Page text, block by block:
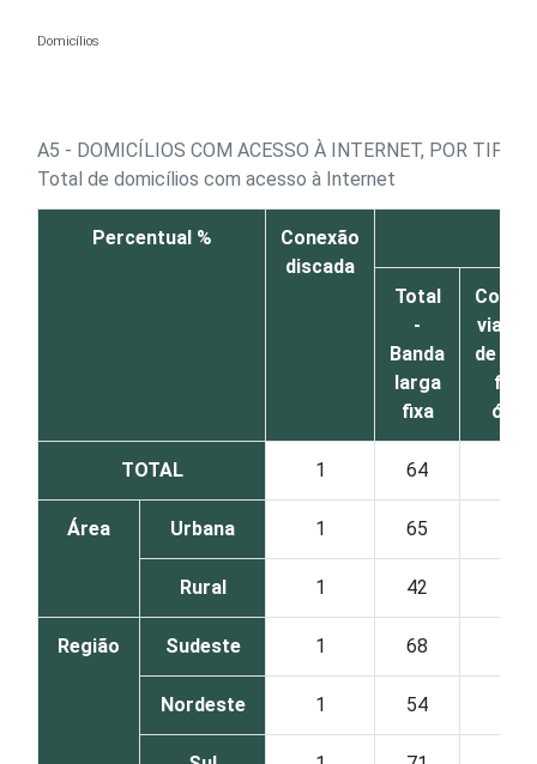
Domicílios
A5 - DOMICÍLIOS COM ACESSO À INTERNET, POR TIPO
Total de domicílios com acesso à Internet
Percentual %
Conexão
discada
Total
-
Banda
larga
fixa
via
de TV
fibra
ótica
TOTAL 1 64
Área Urbana 1 65
Rural 1 42
Região Sudeste 1 68
Nordeste 1 54